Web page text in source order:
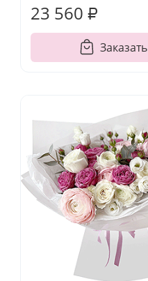
23 560 ₽
Заказать